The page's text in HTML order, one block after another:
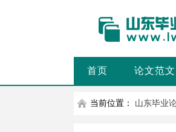
首页 论文范文
当前位置： 山东毕业